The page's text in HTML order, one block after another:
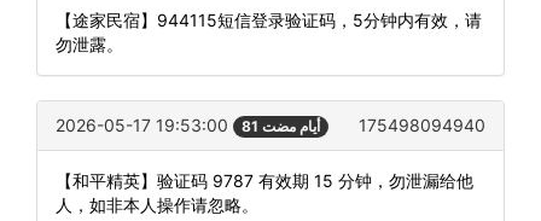
【途家民宿】944115短信登录验证码，5分钟内有效，请
勿泄露。
2026-05-17 19:53:00 81 أيام مضت 175498094940
【和平精英】验证码 9787 有效期 15 分钟，勿泄漏给他
人，如非本人操作请忽略。